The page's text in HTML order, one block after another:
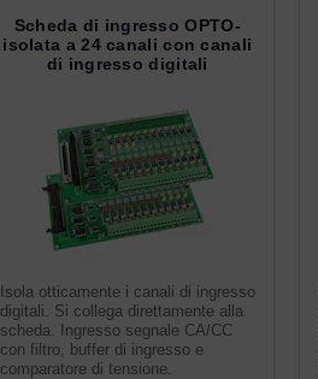
Scheda di ingresso OPTO-
isolata a 24 canali con canali
di ingresso digitali
Isola otticamente i canali di ingresso
digitali. Si collega direttamente alla
scheda. Ingresso segnale CA/CC
con filtro, buffer di ingresso e
comparatore di tensione.